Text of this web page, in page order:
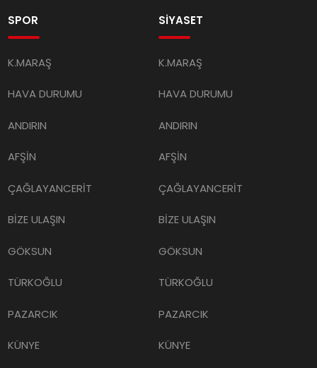
SPOR
K.MARAŞ
HAVA DURUMU
ANDIRIN
AFŞİN
ÇAĞLAYANCERİT
BİZE ULAŞIN
GÖKSUN
TÜRKOĞLU
PAZARCIK
KÜNYE
SİYASET
K.MARAŞ
HAVA DURUMU
ANDIRIN
AFŞİN
ÇAĞLAYANCERİT
BİZE ULAŞIN
GÖKSUN
TÜRKOĞLU
PAZARCIK
KÜNYE